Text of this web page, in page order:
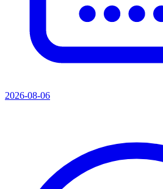
2026-08-06